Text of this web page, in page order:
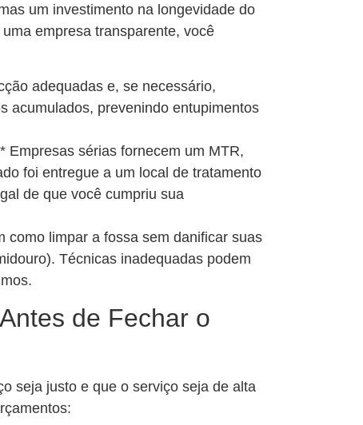
um investimento na longevidade do
empresa transparente, você
adequadas e, se necessário,
acumulados, prevenindo entupimentos
Empresas sérias fornecem um MTR,
foi entregue a um local de tratamento
de que você cumpriu sua
como limpar a fossa sem danificar suas
Técnicas inadequadas podem
de Fechar o
seja justo e que o serviço seja de alta